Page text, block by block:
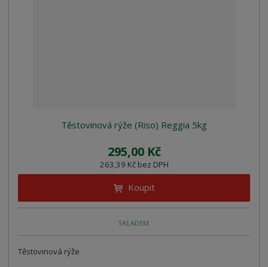
Těstovinová rýže (Riso) Reggia 5kg
295,00 Kč
263,39 Kč bez DPH
Koupit
SKLADEM
Těstovinová rýže